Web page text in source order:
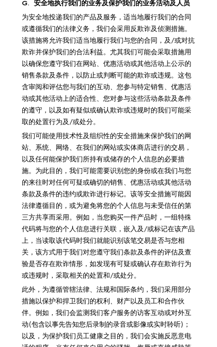
G. 安全地执行我们的业务及保护我们的业务活动及人员
为安全地投递我们的产品及服务，适当地履行我们的合同
或遵循我们的法律义务，我们会采用反欺诈及侦测措施。
该措施将允许我们适当地履行我们与您的合同，及/或对抗
欺诈并保护我们的合法利益。尤其我们可能会采取措施用
以确保您遵守我们在网站、优惠活动或其他活动上公示的
销售条款及条件，以防止或判断可能的欺诈或违规。这包
含审阅和评估您与我们的互动、您参与特定销售、优惠活
动或其他活动上的适合性、您对参与这些活动条款及条件
的遵守，以及如有疑似或确认欺诈或违规时的我们可能采
取的处置行为及/或处分。
我们可能使用技术性及组织性的安全措施来保护我们的网
站、系统、网络、在我们的网站或实体商店进行的交易，
以及任何能保护我们所持有或储存的个人信息的必要措
施。为此目的，我们可能需要识别您的身份或在我们与您
的来往时对任何可疑或确切的销售、优惠活动或其他活动
条款及条件的违约或欺诈进行标记。该等安全措施可能因
法律遵循目的，或为避免将您的个人信息与未受信任的第
三方共享而采用。例如，当您购买一件产品时，一组特殊
代码将与您的个人信息进行关联，嵌入及/或标记在该产品
上，当读取该代码时我们就能识别该笔交易是否与您相
关，该方式用于我们对您遵守我们条款及条件的评估及查
验是否存在欺诈情形，如发现有可疑或确认存在欺诈行为
或违规时，采取相关的处置和/或处分。
此外，为遵循管辖法律、法规和国际条约，我们采用部分
措施以保护和捍卫我们的权利、财产以及员工和合作伙
伴。例如，我们会监测我们客户服务的访客互动或对外互
动(包含以事先告知您后录制的录音或影像或实时聆听)；
以及，为保护我们员工健康之目的，我们会实施反恶意电